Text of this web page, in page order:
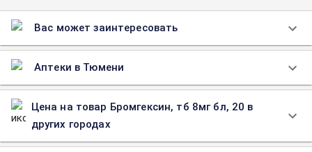
Вас может заинтересовать
Аптеки в Тюмени
Цена на товар Бромгексин, тб 8мг бл, 20 в
других городах